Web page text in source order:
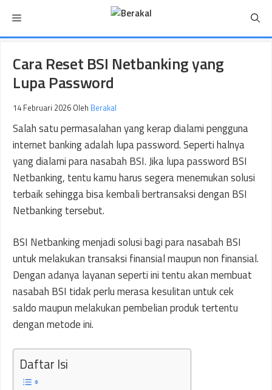
isi
Menu
Cara Reset BSI Netbanking yang
Lupa Password
14 Februari 2026 Oleh Berakal
Salah satu permasalahan yang kerap dialami pengguna
internet banking adalah lupa password. Seperti halnya
yang dialami para nasabah BSI. Jika lupa password BSI
Netbanking, tentu kamu harus segera menemukan solusi
terbaik sehingga bisa kembali bertransaksi dengan BSI
Netbanking tersebut.
BSI Netbanking menjadi solusi bagi para nasabah BSI
untuk melakukan transaksi finansial maupun non finansial.
Dengan adanya layanan seperti ini tentu akan membuat
nasabah BSI tidak perlu merasa kesulitan untuk cek
saldo maupun melakukan pembelian produk tertentu
dengan metode ini.
Daftar Isi